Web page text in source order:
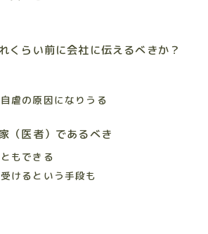
くらい前に会社に伝えるべきか？
虐の原因になりうる
（医者）であるべき
もできる
けるという手段も